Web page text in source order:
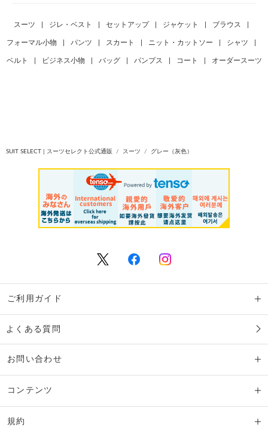
スーツ ジレ・ベスト セットアップ ジャケット ブラウス
フォーマル小物 パンツ スカート ニット・カットソー シャツ
ベルト ビジネス小物 バッグ パンプス コート オーダースーツ
SUIT SELECT | スーツセレクト公式通販 スーツ グレー（灰色）
ご利用ガイド
よくある質問
お問い合わせ
コンテンツ
規約